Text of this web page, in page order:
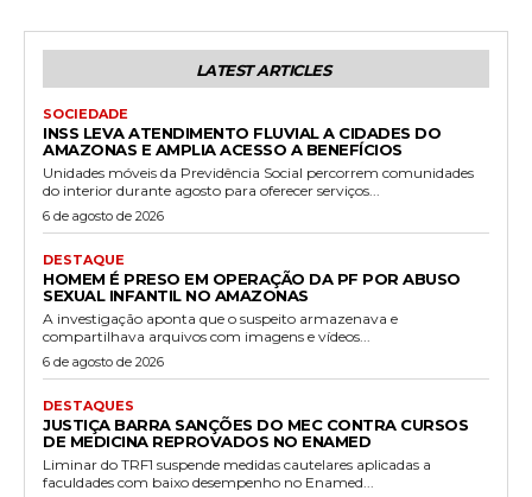
LATEST ARTICLES
SOCIEDADE
INSS LEVA ATENDIMENTO FLUVIAL A CIDADES DO
AMAZONAS E AMPLIA ACESSO A BENEFÍCIOS
Unidades móveis da Previdência Social percorrem comunidades
do interior durante agosto para oferecer serviços...
6 de agosto de 2026
DESTAQUE
HOMEM É PRESO EM OPERAÇÃO DA PF POR ABUSO
SEXUAL INFANTIL NO AMAZONAS
A investigação aponta que o suspeito armazenava e
compartilhava arquivos com imagens e vídeos...
6 de agosto de 2026
DESTAQUES
JUSTIÇA BARRA SANÇÕES DO MEC CONTRA CURSOS
DE MEDICINA REPROVADOS NO ENAMED
Liminar do TRF1 suspende medidas cautelares aplicadas a
faculdades com baixo desempenho no Enamed...